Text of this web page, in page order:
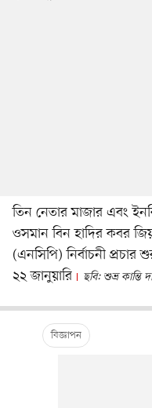
তিন নেতার মাজার এবং
ওসমান বিন হাদির কবর
(এনসিপি) নির্বাচনী
২২ জানুয়ারি
ছবি: শুভ্র কান্তি